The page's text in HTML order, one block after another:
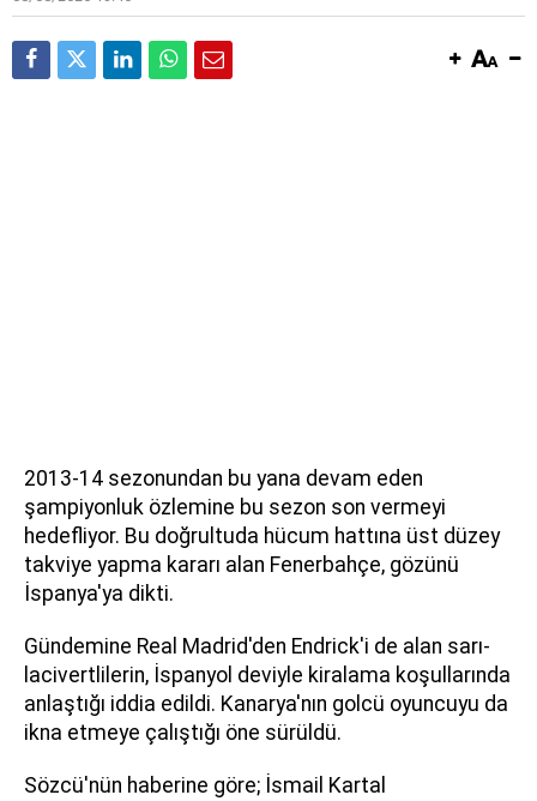
2013-14 sezonundan bu yana devam eden
şampiyonluk özlemine bu sezon son vermeyi
hedefliyor. Bu doğrultuda hücum hattına üst düzey
takviye yapma kararı alan Fenerbahçe, gözünü
İspanya'ya dikti.
Gündemine Real Madrid'den Endrick'i de alan sarı-
lacivertlilerin, İspanyol deviyle kiralama koşullarında
anlaştığı iddia edildi. Kanarya'nın golcü oyuncuyu da
ikna etmeye çalıştığı öne sürüldü.
Sözcü'nün haberine göre; İsmail Kartal